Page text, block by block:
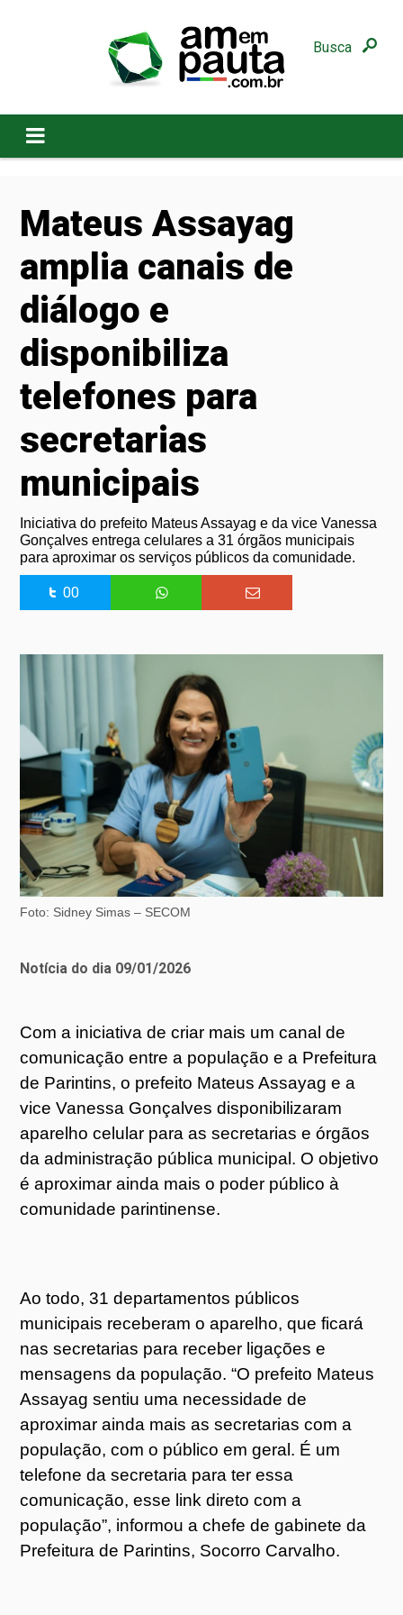
Busca
Mateus Assayag
amplia canais de
diálogo e
disponibiliza
telefones para
secretarias
municipais
Iniciativa do prefeito Mateus Assayag e da vice Vanessa
Gonçalves entrega celulares a 31 órgãos municipais
para aproximar os serviços públicos da comunidade.
00
Foto: Sidney Simas – SECOM
Notícia do dia 09/01/2026
Com a iniciativa de criar mais um canal de
comunicação entre a população e a Prefeitura
de Parintins, o prefeito Mateus Assayag e a
vice Vanessa Gonçalves disponibilizaram
aparelho celular para as secretarias e órgãos
da administração pública municipal. O objetivo
é aproximar ainda mais o poder público à
comunidade parintinense.
Ao todo, 31 departamentos públicos
municipais receberam o aparelho, que ficará
nas secretarias para receber ligações e
mensagens da população. “O prefeito Mateus
Assayag sentiu uma necessidade de
aproximar ainda mais as secretarias com a
população, com o público em geral. É um
telefone da secretaria para ter essa
comunicação, esse link direto com a
população”, informou a chefe de gabinete da
Prefeitura de Parintins, Socorro Carvalho.